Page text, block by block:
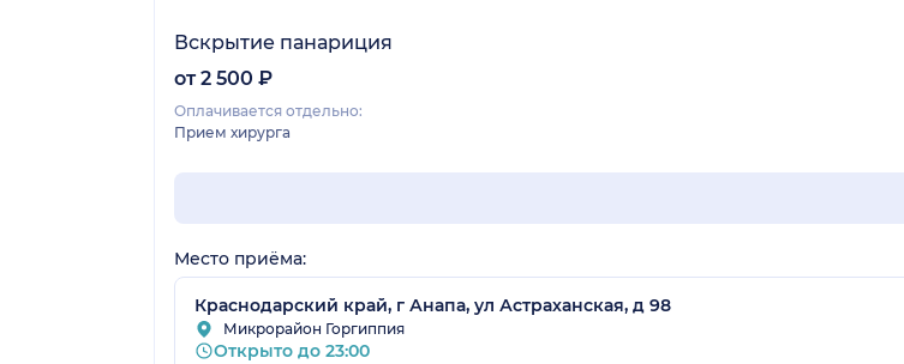
Вскрытие панариция
от 2 500 ₽
Оплачивается отдельно:
Прием хирурга
Место приёма:
Краснодарский край, г Анапа, ул Астраханская, д 98
Микрорайон Горгиппия
Открыто до 23:00